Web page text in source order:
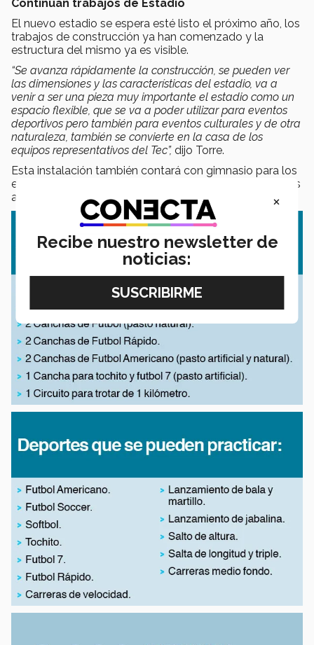
Continúan trabajos de Estadio
El nuevo estadio se espera esté listo el próximo año, los
trabajos de construcción ya han comen­zado y la
estructura del mismo ya es visible.
“Se avanza rápidamente la construcción, se pueden ver
las dimensiones y las características del estadio, va a
venir a ser una pieza muy impor­tante el estadio como un
espacio flexible, que se va a poder utilizar para eventos
deportivos pero también para eventos culturales y de otra
naturaleza, también se convierte en la casa de los
equipos representativos del Tec”, dijo Torre.
Esta instalación también contará con gim­nasio para los
equipos representativos, áreas de rehabilitación, oficinas
administrativas y almacenes.
×
Recibe nuestro newsletter de
noticias: